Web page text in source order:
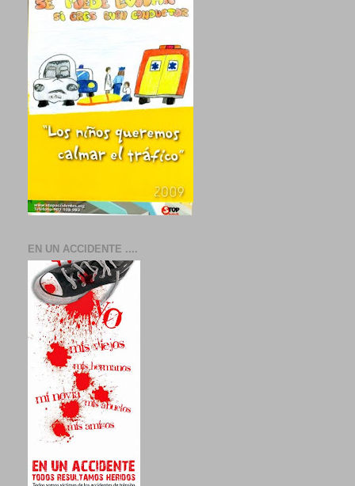
EN UN ACCIDENTE ....